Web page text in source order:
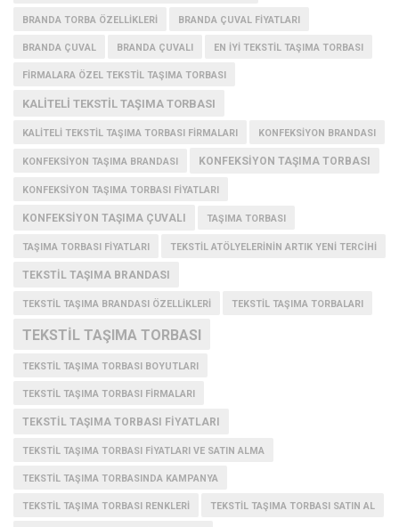
BRANDA TORBA ÖZELLIKLERI BRANDA ÇUVAL FIYATLARI
BRANDA ÇUVAL BRANDA ÇUVALI EN IYI TEKSTIL TAŞIMA TORBASI
FIRMALARA ÖZEL TEKSTIL TAŞIMA TORBASI
KALITELI TEKSTIL TAŞIMA TORBASI
KALITELI TEKSTIL TAŞIMA TORBASI FIRMALARI KONFEKSIYON BRANDASI
KONFEKSIYON TAŞIMA BRANDASI KONFEKSIYON TAŞIMA TORBASI
KONFEKSIYON TAŞIMA TORBASI FIYATLARI
KONFEKSIYON TAŞIMA ÇUVALI TAŞIMA TORBASI
TAŞIMA TORBASI FIYATLARI TEKSTIL ATÖLYELERININ ARTIK YENI TERCIHI
TEKSTIL TAŞIMA BRANDASI
TEKSTIL TAŞIMA BRANDASI ÖZELLIKLERI TEKSTIL TAŞIMA TORBALARI
TEKSTIL TAŞIMA TORBASI
TEKSTIL TAŞIMA TORBASI BOYUTLARI
TEKSTIL TAŞIMA TORBASI FIRMALARI
TEKSTIL TAŞIMA TORBASI FIYATLARI
TEKSTIL TAŞIMA TORBASI FIYATLARI VE SATIN ALMA
TEKSTIL TAŞIMA TORBASINDA KAMPANYA
TEKSTIL TAŞIMA TORBASI RENKLERI TEKSTIL TAŞIMA TORBASI SATIN AL